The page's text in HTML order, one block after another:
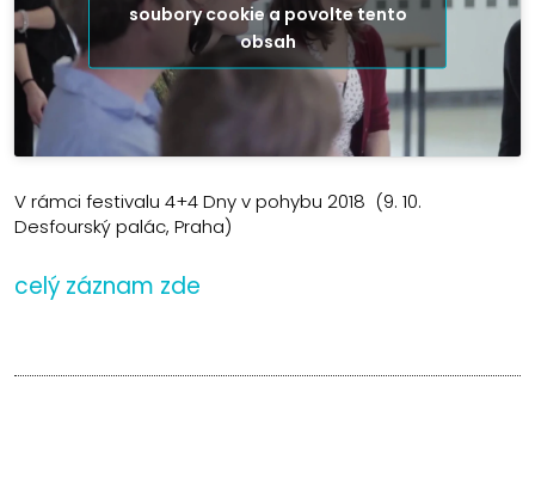
soubory cookie a povolte tento
obsah
V rámci festivalu 4+4 Dny v pohybu 2018 (9. 10.
Desfourský palác, Praha)
celý záznam zde